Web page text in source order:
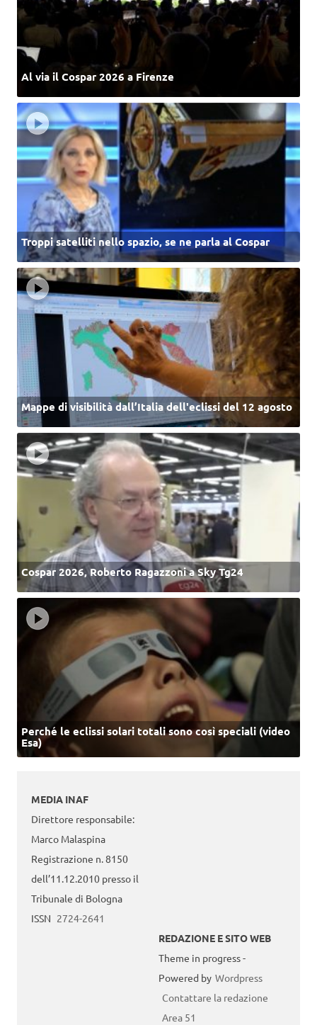
Al via il Cospar 2026 a Firenze
Troppi satelliti nello spazio, se ne parla al Cospar
Mappe di visibilità dall’Italia dell'eclissi del 12 agosto
Cospar 2026, Roberto Ragazzoni a Sky Tg24
Perché le eclissi solari totali sono così speciali (video
Esa)
MEDIA INAF
Direttore responsabile:
Marco Malaspina
Registrazione n. 8150
dell’11.12.2010 presso il
Tribunale di Bologna
ISSN 2724-2641
REDAZIONE E SITO WEB
Theme in progress -
Powered by Wordpress
Contattare la redazione
Area 51